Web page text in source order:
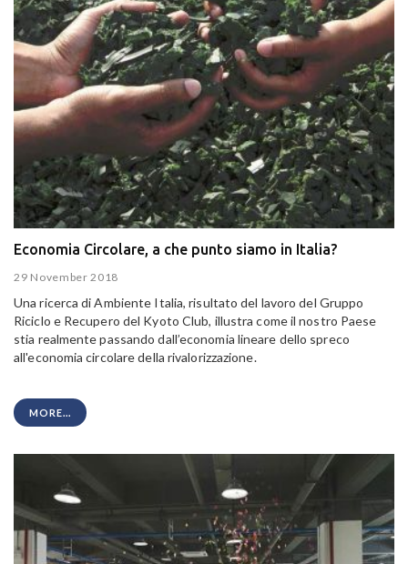
Economia Circolare, a che punto siamo in Italia?
29 November 2018
Una ricerca di Ambiente Italia, risultato del lavoro del Gruppo
Riciclo e Recupero del Kyoto Club, illustra come il nostro Paese
stia realmente passando dall’economia lineare dello spreco
all'economia circolare della rivalorizzazione.
MORE...